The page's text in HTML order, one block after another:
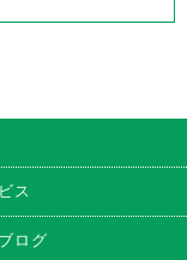
ス
ログ